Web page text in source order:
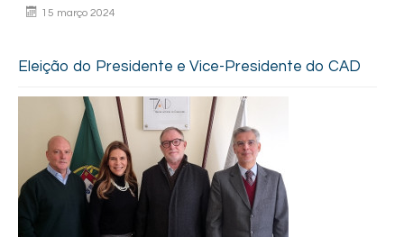
15 março 2024
Eleição do Presidente e Vice-Presidente do CAD